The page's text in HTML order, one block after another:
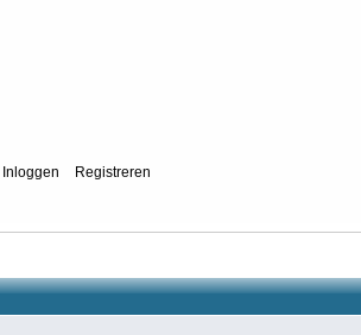
Inloggen Registreren